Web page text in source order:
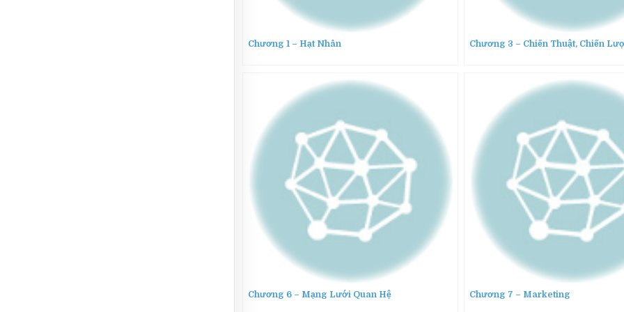
Chương 1 – Hạt Nhân Chương 3 – Chiến Thuật, Chiến
Chương 6 – Mạng Lưới Quan Hệ Chương 7 – Marketing